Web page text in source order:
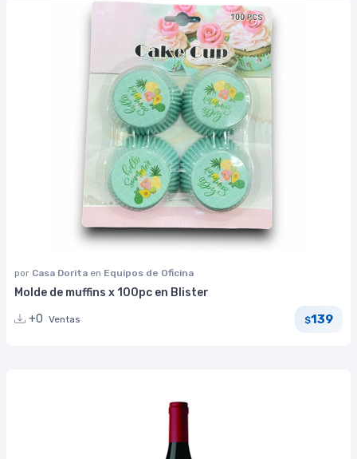
por Casa Dorita en Equipos de Oficina
Molde de muffins x 100pc en Blister
+0 Ventas $139